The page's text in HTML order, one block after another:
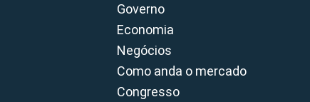
Governo
Economia
Negócios
Como anda o mercado
Congresso